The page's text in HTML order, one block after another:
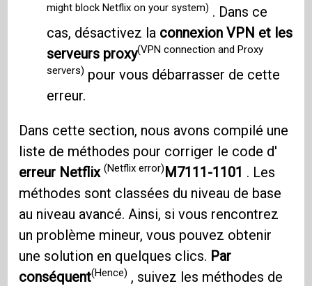
might block Netflix on your system) . Dans ce
cas, désactivez la connexion VPN et les
serveurs proxy(VPN connection and Proxy
servers) pour vous débarrasser de cette
erreur.
Dans cette section, nous avons compilé une
liste de méthodes pour corriger le code d'
erreur Netflix(Netflix error) M7111-1101 . Les
méthodes sont classées du niveau de base
au niveau avancé. Ainsi, si vous rencontrez
un problème mineur, vous pouvez obtenir
une solution en quelques clics. Par
conséquent(Hence) , suivez les méthodes de